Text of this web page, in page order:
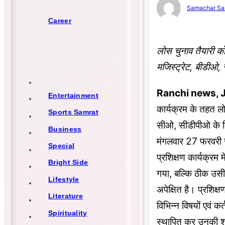
Career
Entertainment
Sports Samrat
Business
Special
Bright Side
Lifestyle
Literature
Spirituality
Samachar
लोस चुनाव तैयारी
मजिस्ट्रेट, बीडीओ,
Ranchi news,
कार्यक्रम के तहत
सीओ, सीडीपीओ के
मंगलवार 27 फरवरी
प्रशिक्षण कार्यक्रम
गया, बल्कि ठीक
अपेक्षित है।
विभिन्न विषयों एवं
स्थापित कर उनकी